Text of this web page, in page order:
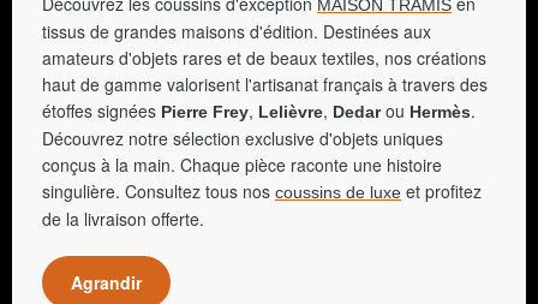
MAISON TRAMIS
tissus de grandes maisons d'édition. Destinées aux
amateurs d'objets rares et de beaux textiles, nos créations
haut de gamme valorisent l'artisanat français à travers des
étoffes signées Pierre Frey, Lelièvre, Dedarou Hermès.
Découvrez notre sélection exclusive d'objets uniques
conçus à la main. Chaque pièce raconte une histoire
singulière. Consultez tous nos coussins de luxe et profitez
de la livraison offerte.
Agrandir